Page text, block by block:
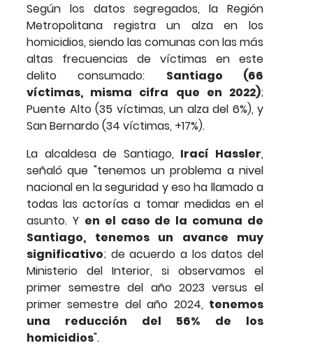
Según los datos segregados, la Región
Metropolitana registra un alza en los
homicidios, siendo las comunas con las más
altas frecuencias de víctimas en este
delito consumado: Santiago (66
víctimas, misma cifra que en 2022);
Puente Alto (35 víctimas, un alza del 6%), y
San Bernardo (34 víctimas, +17%).
La alcaldesa de Santiago, Irací Hassler,
señaló que "tenemos un problema a nivel
nacional en la seguridad y eso ha llamado a
todas las actorías a tomar medidas en el
asunto. Y en el caso de la comuna de
Santiago, tenemos un avance muy
significativo; de acuerdo a los datos del
Ministerio del Interior, si observamos el
primer semestre del año 2023 versus el
primer semestre del año 2024, tenemos
una reducción del 56% de los
homicidios".